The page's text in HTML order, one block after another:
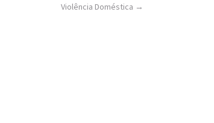
Violência Doméstica →